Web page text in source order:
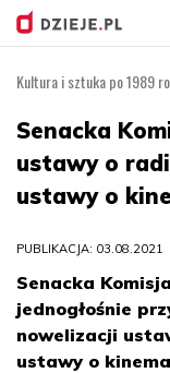
Kultura i sztuka po 1989
Senacka
ustawy o
ustawy o
PUBLIKACJA: 03.08.2021
Senacka
jednogłośnie
nowelizacji
ustawy o